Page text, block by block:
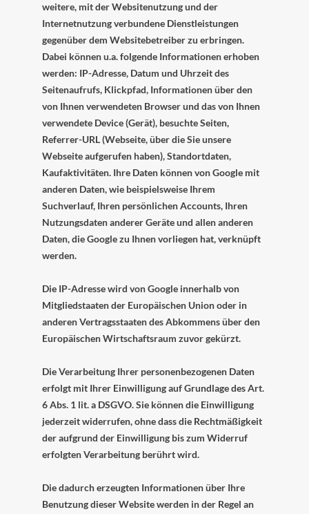
weitere, mit der Websitenutzung und der
Internetnutzung verbundene Dienstleistungen
gegenüber dem Websitebetreiber zu erbringen.
Dabei können u.a. folgende Informationen erhoben
werden: IP-Adresse, Datum und Uhrzeit des
Seitenaufrufs, Klickpfad, Informationen über den
von Ihnen verwendeten Browser und das von Ihnen
verwendete Device (Gerät), besuchte Seiten,
Referrer-URL (Webseite, über die Sie unsere
Webseite aufgerufen haben), Standortdaten,
Kaufaktivitäten. Ihre Daten können von Google mit
anderen Daten, wie beispielsweise Ihrem
Suchverlauf, Ihren persönlichen Accounts, Ihren
Nutzungsdaten anderer Geräte und allen anderen
Daten, die Google zu Ihnen vorliegen hat, verknüpft
werden.
Die IP-Adresse wird von Google innerhalb von
Mitgliedstaaten der Europäischen Union oder in
anderen Vertragsstaaten des Abkommens über den
Europäischen Wirtschaftsraum zuvor gekürzt.
Die Verarbeitung Ihrer personenbezogenen Daten
erfolgt mit Ihrer Einwilligung auf Grundlage des Art.
6 Abs. 1 lit. a DSGVO. Sie können die Einwilligung
jederzeit widerrufen, ohne dass die Rechtmäßigkeit
der aufgrund der Einwilligung bis zum Widerruf
erfolgten Verarbeitung berührt wird.
Die dadurch erzeugten Informationen über Ihre
Benutzung dieser Website werden in der Regel an